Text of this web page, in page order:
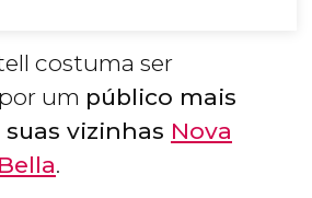
costuma ser
um público mais
vizinhas Nova
.